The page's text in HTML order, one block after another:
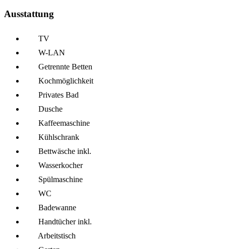
Ausstattung
TV
W-LAN
Getrennte Betten
Kochmöglich­keit
Privates Bad
Dusche
Kaffee­maschine
Kühl­schrank
Bettwäsche inkl.
Wasserkocher
Spül­maschine
WC
Badewanne
Handtücher inkl.
Arbeitstisch